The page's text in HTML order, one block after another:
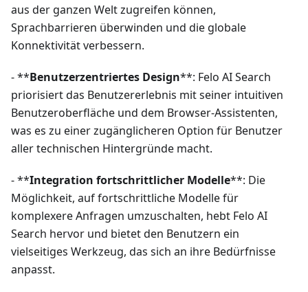
aus der ganzen Welt zugreifen können,
Sprachbarrieren überwinden und die globale
Konnektivität verbessern.
- **Benutzerzentriertes Design**: Felo AI Search
priorisiert das Benutzererlebnis mit seiner intuitiven
Benutzeroberfläche und dem Browser-Assistenten,
was es zu einer zugänglicheren Option für Benutzer
aller technischen Hintergründe macht.
- **Integration fortschrittlicher Modelle**: Die
Möglichkeit, auf fortschrittliche Modelle für
komplexere Anfragen umzuschalten, hebt Felo AI
Search hervor und bietet den Benutzern ein
vielseitiges Werkzeug, das sich an ihre Bedürfnisse
anpasst.